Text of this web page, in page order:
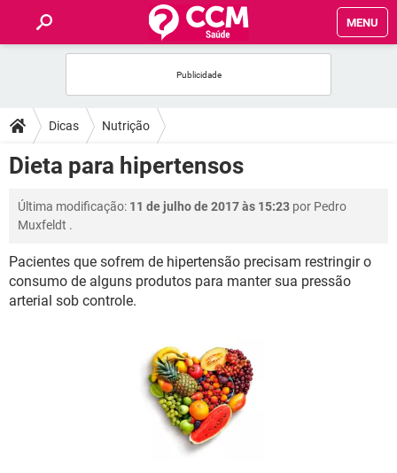
MENU
FÓRUM
SAÚDE
FAMÍLIA
BEM-ESTAR
Dicas Nutrição
Dieta para hipertensos
Última modificação: 11 de julho de 2017 às 15:23 por Pedro
Muxfeldt .
Pacientes que sofrem de hipertensão precisam restringir o
consumo de alguns produtos para manter sua pressão
arterial sob controle.